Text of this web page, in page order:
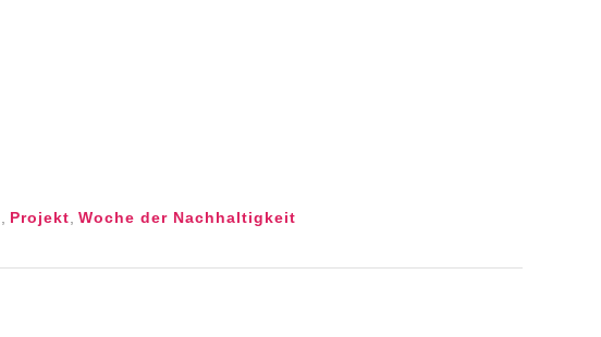
Projekt Woche der Nachhaltigkeit